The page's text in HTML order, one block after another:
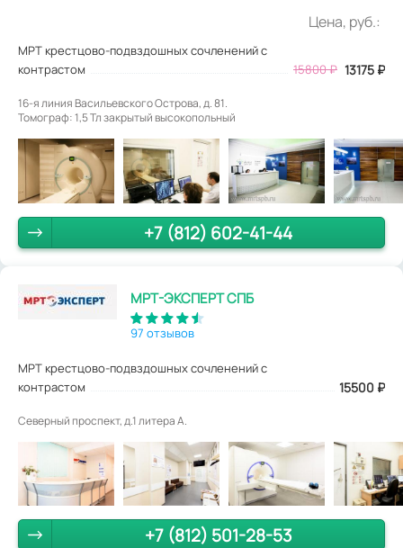
Цена, руб.:
МРТ крестцово-подвздошных сочленений с
контрастом
15800₽ 13175 ₽
16-я линия Васильевского Острова, д. 81.
Томограф: 1,5 Тл закрытый высокопольный
+7 (812) 602-41-44
МРТ-ЭКСПЕРТ СПБ
97 отзывов
МРТ крестцово-подвздошных сочленений с
контрастом
15500 ₽
Северный проспект, д.1 литера А.
+7 (812) 501-28-53